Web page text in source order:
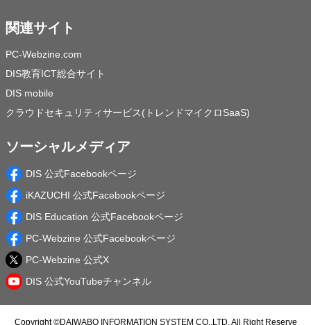
関連サイト
PC-Webzine.com
DIS教育ICT総合サイト
DIS mobile
クラウドセキュリティサービス(トレンドマイクロSaaS)
ソーシャルメディア
DIS 公式Facebookページ
iKAZUCHI 公式Facebookページ
DIS Education 公式Facebookページ
PC-Webzine 公式Facebookページ
PC-Webzine 公式X
DIS 公式YouTubeチャンネル
Copyright ©DAIWABO INFORMATION SYSTEM CO.,LTD. All Right Reserve